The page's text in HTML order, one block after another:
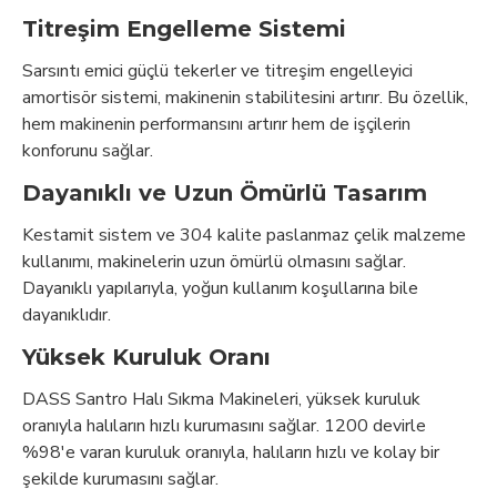
Titreşim Engelleme Sistemi
Sarsıntı emici güçlü tekerler ve titreşim engelleyici
amortisör sistemi, makinenin stabilitesini artırır. Bu özellik,
hem makinenin performansını artırır hem de işçilerin
konforunu sağlar.
Dayanıklı ve Uzun Ömürlü Tasarım
Kestamit sistem ve 304 kalite paslanmaz çelik malzeme
kullanımı, makinelerin uzun ömürlü olmasını sağlar.
Dayanıklı yapılarıyla, yoğun kullanım koşullarına bile
dayanıklıdır.
Yüksek Kuruluk Oranı
DASS Santro Halı Sıkma Makineleri, yüksek kuruluk
oranıyla halıların hızlı kurumasını sağlar. 1200 devirle
%98'e varan kuruluk oranıyla, halıların hızlı ve kolay bir
şekilde kurumasını sağlar.